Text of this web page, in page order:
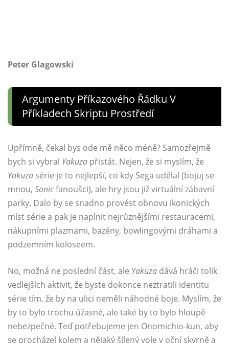
Peter Glagowski
Argumenty Příkazového Řádku V
Příkladech Skriptu Prostředí
Upřímně, čekal bys ode mě něco méně? Samozřejmě
bych si vybral Yakuza přistát. Nejen, že si myslím, že
Yakuza série je to nejlepší, co kdy Sega udělal (bojuj se
mnou, Sonicfanoušci), ale hry jsou již virtuální zábavní
parky. Dalo by se snadno provést obnovu ikonických
míst série a pak je naplnit nejrůznějšími restauracemi,
nákupními plazmami, bazény, bowlingovými dráhami a
podzemním koloseem.
No, možná ne poslední část, ale Yakuza dává hráči tolik
vedlejších aktivit, že byste dokonce neztratili identitu
série tím, že by na ulici neměli náhodné boje. Myslím, že
by to bylo trochu úžasné, ale také by to bylo hloupě
nebezpečné. Teď potřebujeme jen Onomichio-kun, aby
se procházel kolem a nějaký šílený vole v oční skvrně a